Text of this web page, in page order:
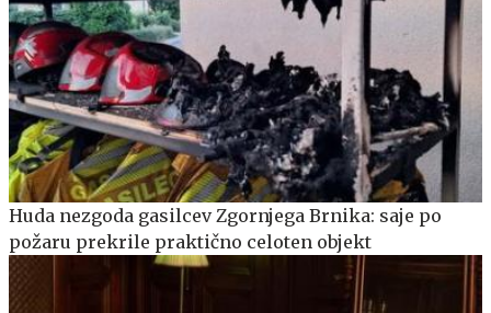
Huda nezgoda gasilcev Zgornjega Brnika: saje po
požaru prekrile praktično celoten objekt